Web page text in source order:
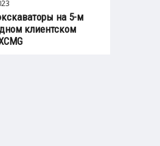
на 5-м
клиентском